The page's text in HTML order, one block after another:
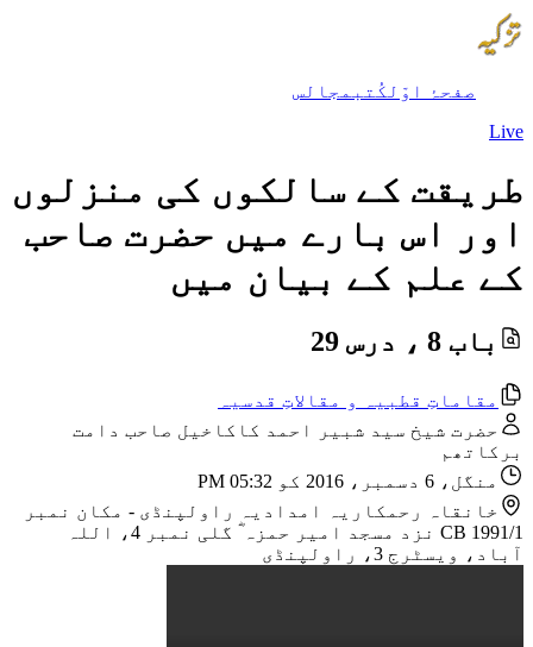
صفحۂ اوّل کُتب مجالس
Live
طریقت کے سالکوں کی منزلوں
اور اس بارے میں حضرت صاحب
کے علم کے بیان میں
باب 8 ، درس 29
مقاماتِ قطبیہ و مقالاتِ قدسیہ
حضرت شیخ سید شبیر احمد کاکاخیل صاحب دامت
برکاتھم
منگل، 6 دسمبر، 2016 کو 05:32 PM
خانقاہ رحمکاریہ امدادیہ راولپنڈی - مکان نمبر
CB 1991/1 نزد مسجد امیر حمزہ ؓ گلی نمبر 4، اللہ
آباد، ویسٹرج 3، راولپنڈی